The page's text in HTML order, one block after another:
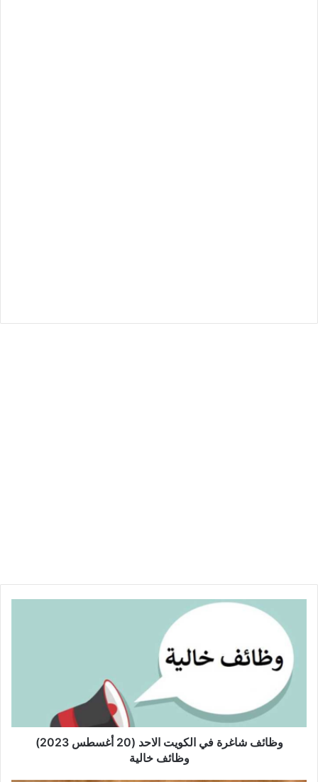
وظائف شاغرة في الكويت الاحد (20 أغسطس 2023)
وظائف خالية